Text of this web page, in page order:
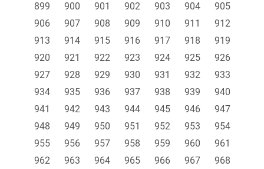
899
900 901 902 903 904
905
906
907 908 909 910 911
912
913
914 915 916 917 918
919
920
921 922 923 924 925
926
927
928 929 930 931 932
933
934
935 936 937 938 939
940
941
942 943 944 945 946
947
948
949 950 951 952 953
954
955
956 957 958 959 960
961
962
963 964 965 966 967
968